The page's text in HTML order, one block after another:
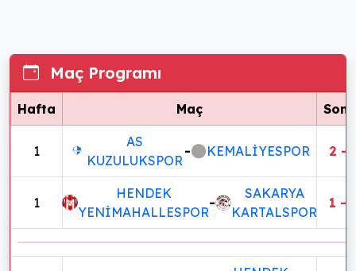
Maç Programı
Hafta Maç
1
AS
KUZULUKSPOR
- KEMALİYESPOR 2 -
1
HENDEK
YENİMAHALLESPOR
-
SAKARYA
KARTALSPOR
1 -